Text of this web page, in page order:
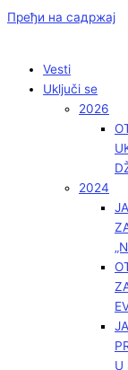
Пређи на садржај
Vesti
Uključi se
2026
2024
U